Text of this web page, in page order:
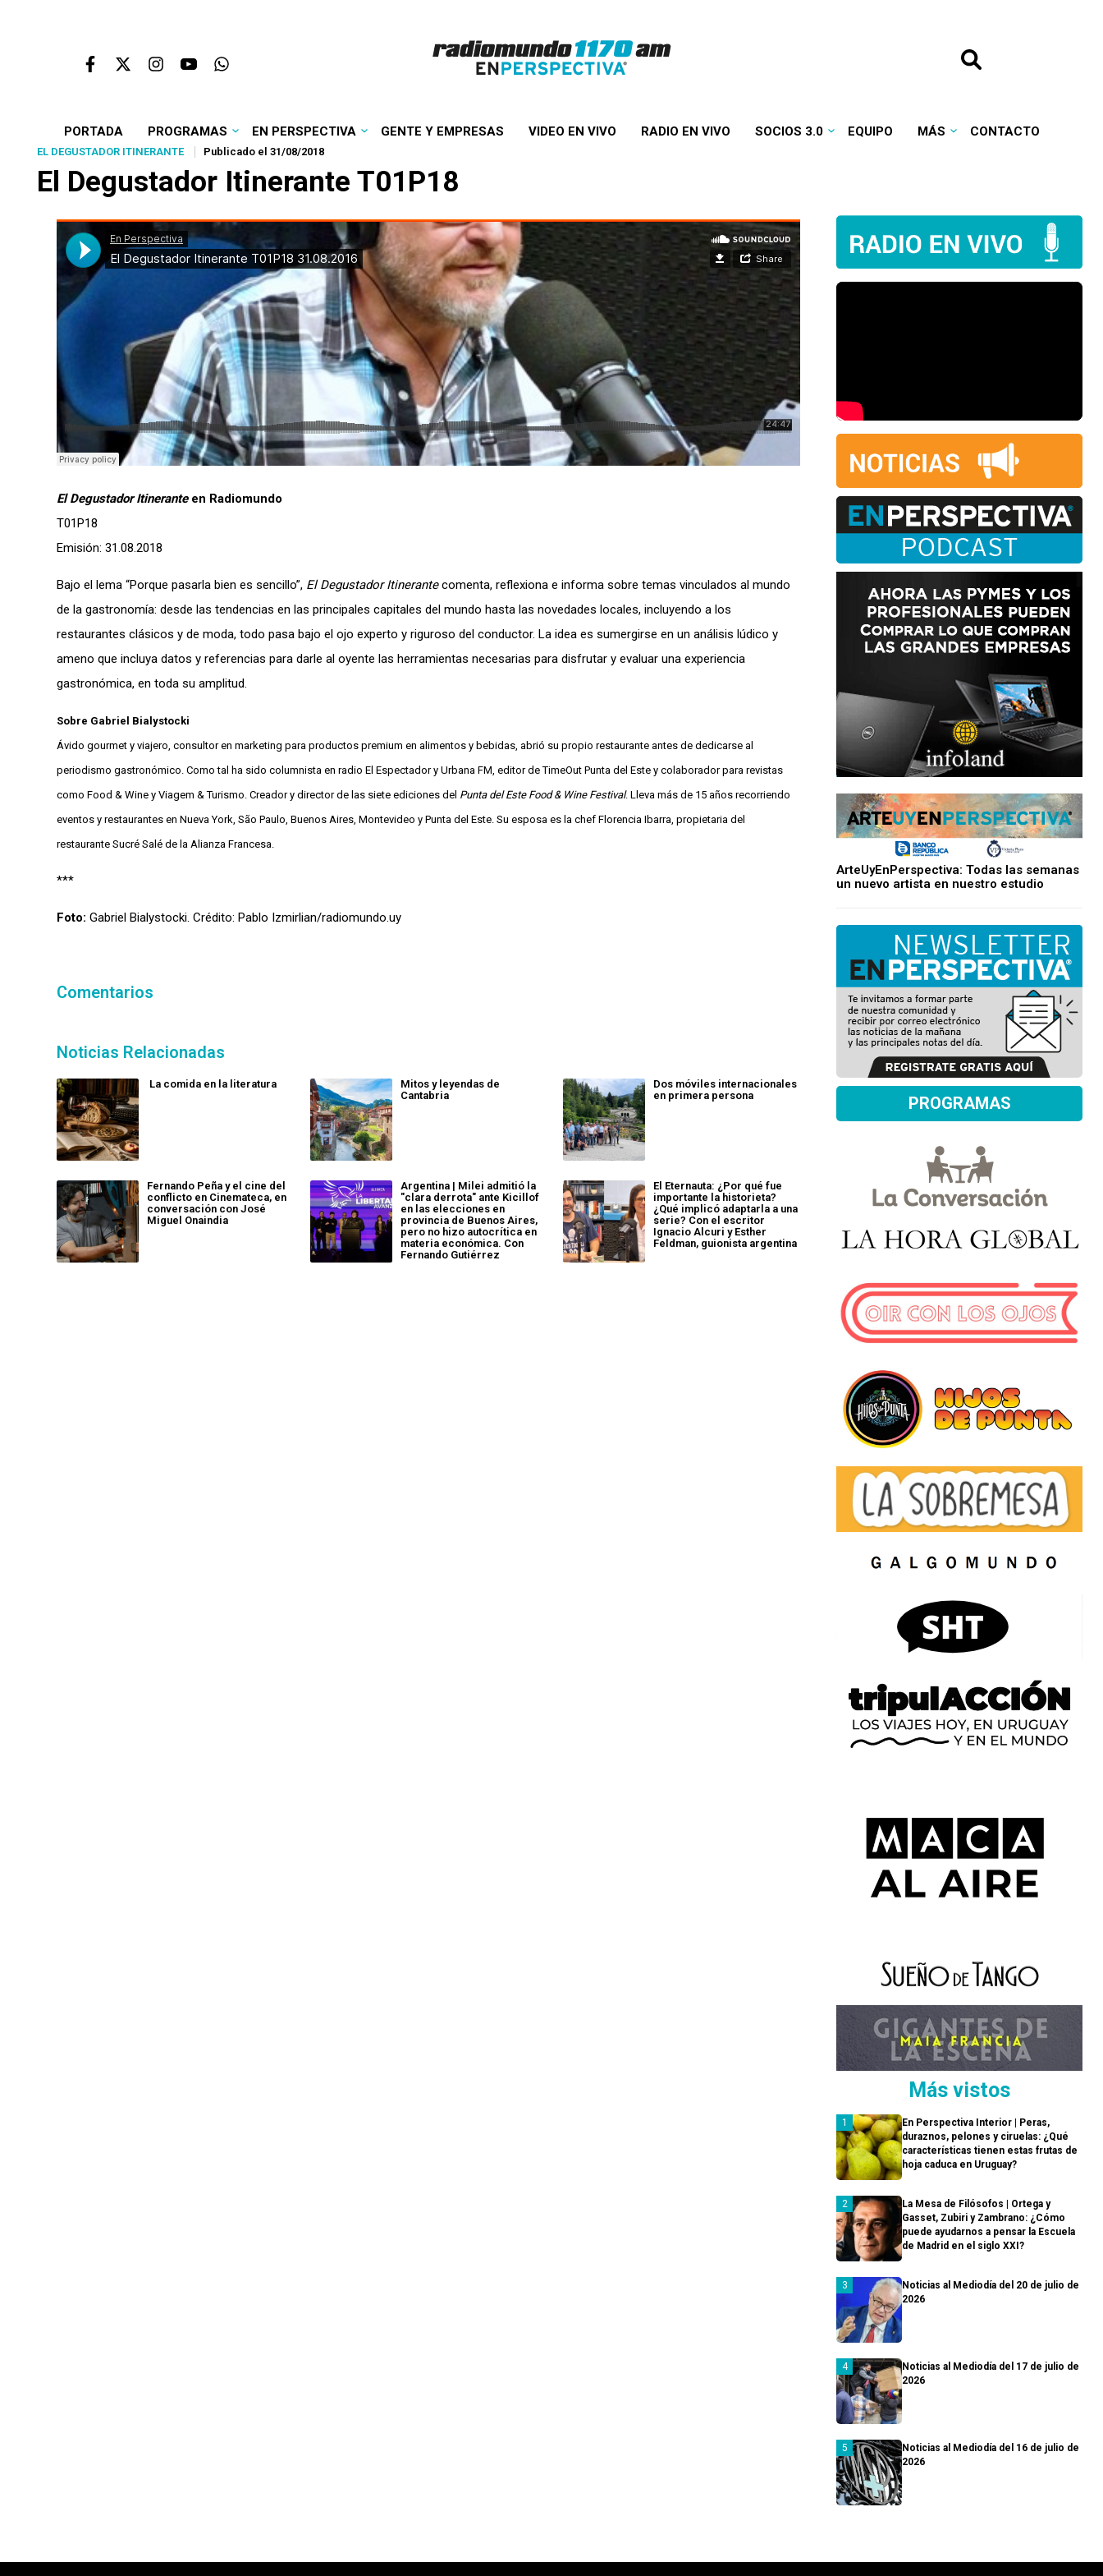
PORTADA PROGRAMAS EN PERSPECTIVA GENTE Y EMPRESAS VIDEO EN VIVO RADIO EN VIVO SOCIOS 3.0 EQUIPO MÁS CONTACTO
EL DEGUSTADOR ITINERANTE Publicado el 31/08/2018
El Degustador Itinerante T01P18
El Degustador Itineranteen Radiomundo
T01P18
Emisión: 31.08.2018
Bajo el lema “Porque pasarla bien es sencillo”, El Degustador Itinerantecomenta, reflexiona e informa sobre temas vinculados al mundo
de la gastronomía: desde las tendencias en las principales capitales del mundo hasta las novedades locales, incluyendo a los
restaurantes clásicos y de moda, todo pasa bajo el ojo experto y riguroso del conductor. La idea es sumergirse en un análisis lúdico y
ameno que incluya datos y referencias para darle al oyente las herramientas necesarias para disfrutar y evaluar una experiencia
gastronómica, en toda su amplitud.
Sobre Gabriel Bialystocki
Ávido gourmet y viajero, consultor en marketing para productos premium en alimentos y bebidas, abrió su propio restaurante antes de dedicarse al
periodismo gastronómico. Como tal ha sido columnista en radio El Espectador y Urbana FM, editor de TimeOut Punta del Este y colaborador para revistas
como Food & Wine y Viagem & Turismo. Creador y director de las siete ediciones del Punta del Este Food & Wine Festival. Lleva más de 15 años recorriendo
eventos y restaurantes en Nueva York, São Paulo, Buenos Aires, Montevideo y Punta del Este. Su esposa es la chef Florencia Ibarra, propietaria del
restaurante Sucré Salé de la Alianza Francesa.
***
Foto: Gabriel Bialystocki. Crédito: Pablo Izmirlian/radiomundo.uy
Comentarios
Noticias Relacionadas
La comida en la literatura
Mitos y leyendas de
Cantabria
Dos móviles internacionales
en primera persona
Fernando Peña y el cine del
conflicto en Cinemateca, en
conversación con José
Miguel Onaindia
Argentina | Milei admitió la
"clara derrota" ante Kicillof
en las elecciones en
provincia de Buenos Aires,
pero no hizo autocrítica en
materia económica. Con
Fernando Gutiérrez
El Eternauta: ¿Por qué fue
importante la historieta?
¿Qué implicó adaptarla a una
serie? Con el escritor
Ignacio Alcuri y Esther
Feldman, guionista argentina
ArteUyEnPerspectiva: Todas las semanas
un nuevo artista en nuestro estudio
PROGRAMAS
Más vistos
En Perspectiva Interior | Peras,
duraznos, pelones y ciruelas: ¿Qué
características tienen estas frutas de
hoja caduca en Uruguay?
La Mesa de Filósofos | Ortega y
Gasset, Zubiri y Zambrano: ¿Cómo
puede ayudarnos a pensar la Escuela
de Madrid en el siglo XXI?
Noticias al Mediodía del 20 de julio de
2026
Noticias al Mediodía del 17 de julio de
2026
Noticias al Mediodía del 16 de julio de
2026